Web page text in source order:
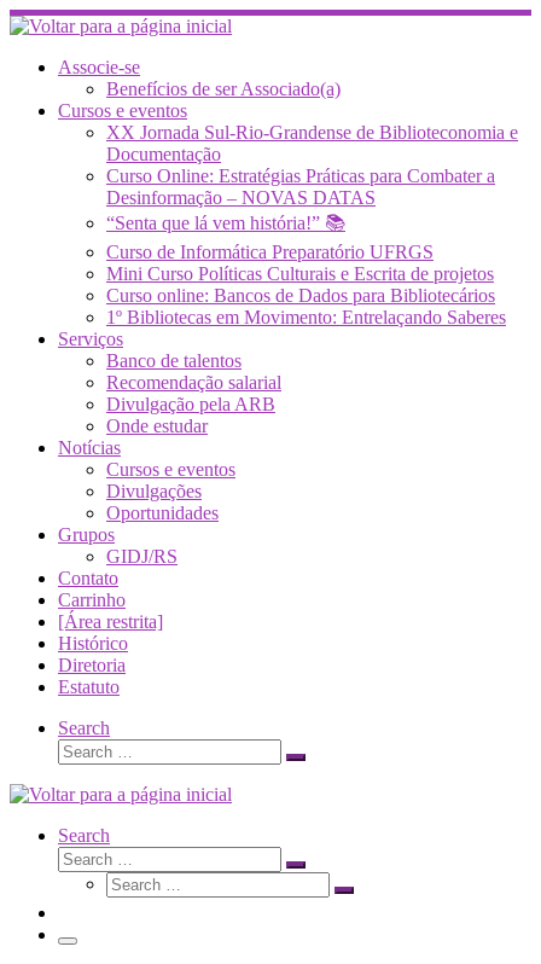
Skip
to
contentAssocie-se
Benefícios de ser Associado(a)
Cursos e eventos
XX Jornada Sul-Rio-Grandense de Biblioteconomia e
Documentação
Curso Online: Estratégias Práticas para Combater a
Desinformação – NOVAS DATAS
“Senta que lá vem história!” 📚
Curso de Informática Preparatório UFRGS
Mini Curso Políticas Culturais e Escrita de projetos
Curso online: Bancos de Dados para Bibliotecários
1º Bibliotecas em Movimento: Entrelaçando Saberes
Serviços
Banco de talentos
Recomendação salarial
Divulgação pela ARB
Onde estudar
Notícias
Cursos e eventos
Divulgações
Oportunidades
Grupos
GIDJ/RS
Contato
Carrinho
[Área restrita]
Histórico
Diretoria
Estatuto
Search
Search
Search
Search
Search
Search
Search
Search
Menu